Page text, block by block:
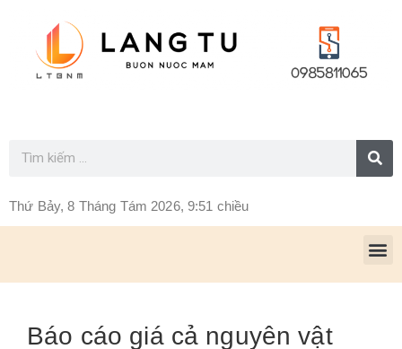
Thứ Bảy, 8 Tháng Tám 2026, 9:51 chiều
Báo cáo giá cả nguyên vật